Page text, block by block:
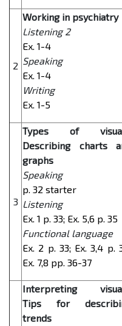
2
Working in psychiatry
Listening 2
Ex. 1-4
Speaking
Ex. 1-4
Writing
Ex. 1-5
3
Types of
Describing charts
graphs
Speaking
p. 32 starter
Listening
Ex. 1 p. 33; Ex. 5,6 p. 35
Functional language
Ex. 2 p. 33; Ex. 3,4 p.
Ex. 7,8 pp. 36-37
Interpreting
Tips for
trends